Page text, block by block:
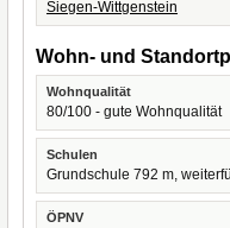
Siegen-Wittgenstein
Wohn- und
Wohnqualität
80/100 - gute Wohnqualität
Schulen
Grundschule 792 m,
ÖPNV